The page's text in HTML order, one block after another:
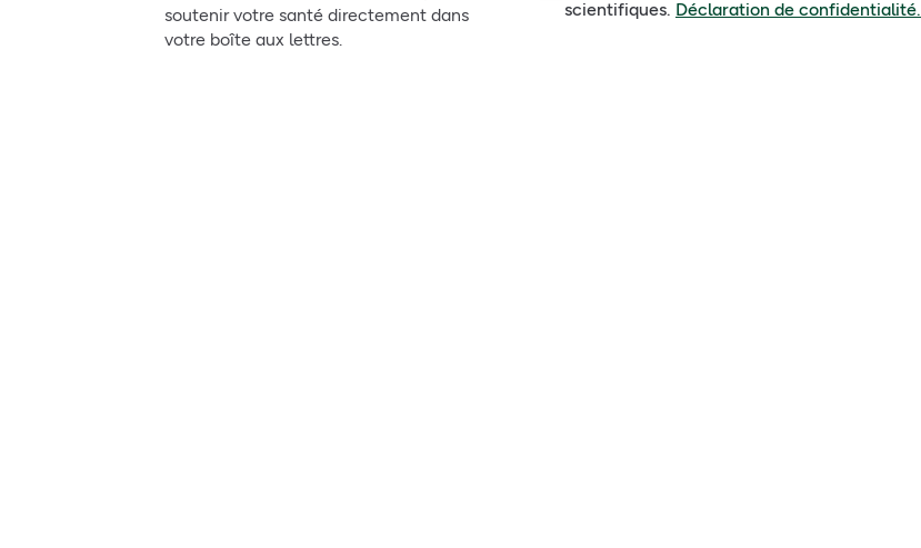
soutenir votre santé directement dans
votre boîte aux lettres.
scientifiques. Déclaration de confidentialité.